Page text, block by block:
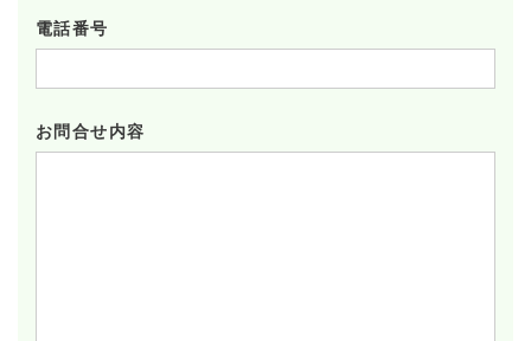
電話番号
お問合せ内容